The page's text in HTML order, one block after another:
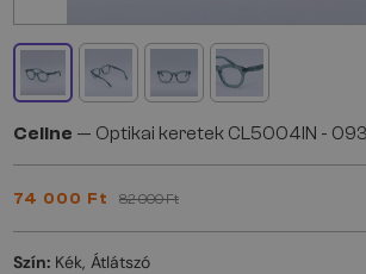
Celine — Optikai keretek CL5004IN -
74 000 Ft 82 000 Ft
Szín: Kék, Átlátszó